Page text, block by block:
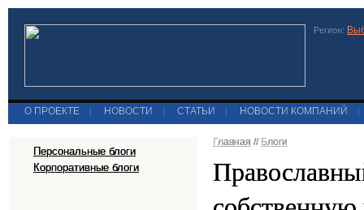
Регион:
О ПРОЕКТЕ НОВОСТИ СТАТЬИ НОВОСТИ КОМПАНИЙ
Персональные блоги
Корпоративные блоги
Главная // Блоги